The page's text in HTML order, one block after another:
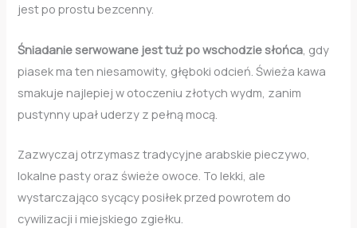
jest po prostu bezcenny.
Śniadanie serwowane jest tuż po wschodzie słońca , gdy
piasek ma ten niesamowity, głęboki odcień. Świeża kawa
smakuje najlepiej w otoczeniu złotych wydm, zanim
pustynny upał uderzy z pełną mocą.
Zazwyczaj otrzymasz tradycyjne arabskie pieczywo,
lokalne pasty oraz świeże owoce. To lekki, ale
wystarczająco sycący posiłek przed powrotem do
cywilizacji i miejskiego zgiełku.